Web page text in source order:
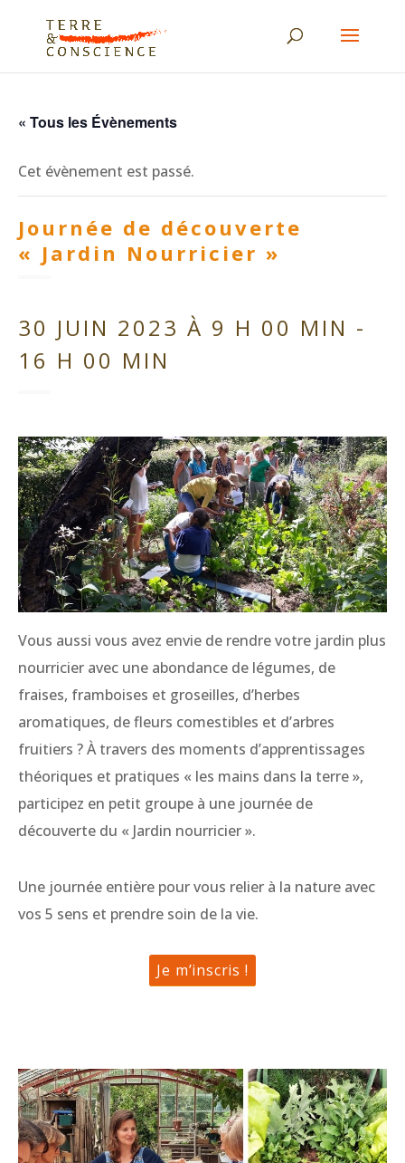
« Tous les Évènements
Cet évènement est passé.
Journée de découverte
« Jardin Nourricier »
30 JUIN 2023 À 9 H 00 MIN -
16 H 00 MIN
Vous aussi vous avez envie de rendre votre jardin plus
nourricier avec une abondance de légumes, de
fraises, framboises et groseilles, d’herbes
aromatiques, de fleurs comestibles et d’arbres
fruitiers ? À travers des moments d’apprentissages
théoriques et pratiques « les mains dans la terre »,
participez en petit groupe à une journée de
découverte du « Jardin nourricier ».
Une journée entière pour vous relier à la nature avec
vos 5 sens et prendre soin de la vie.
Je m’inscris !